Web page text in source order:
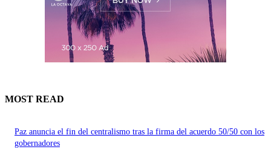
MOST READ
Paz anuncia el fin del centralismo tras la firma del acuerdo 50/50 con los
gobernadores